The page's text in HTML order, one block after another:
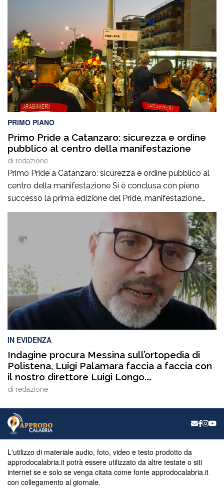
Divieto di Accesso alle Manifestazioni Sportive
(D.A.SPO.), emessi dalla Questura di Reggio Calabria alla
fine del mese di luglio, nei […]
PRIMO PIANO
Primo Pride a Catanzaro: sicurezza e ordine
pubblico al centro della manifestazione
di redazione
Primo Pride a Catanzaro: sicurezza e ordine pubblico al
centro della manifestazione Si è conclusa con pieno
successo la prima edizione del Pride, manifestazione
accompagnata da un ricco programma di eventi
collaterali, tra cui AperiPride, presentazioni di libri, incontri
culturali, dibattiti, talk e momenti di confronto ospitati a
Catanzaro, con interventi e riflessioni dedicati ai […]
IN EVIDENZA
Indagine procura Messina sull’ortopedia di
Polistena, Luigi Palamara faccia a faccia con
il nostro direttore Luigi Longo.
VIDEOINTERVISTA
di redazione
L'utilizzo di materiale audio, foto, video e testo prodotto da
approdocalabria.it potrà essere utilizzato da altre testate o siti
internet se e solo se venga citata come fonte approdocalabria.it
con collegamento al giornale.